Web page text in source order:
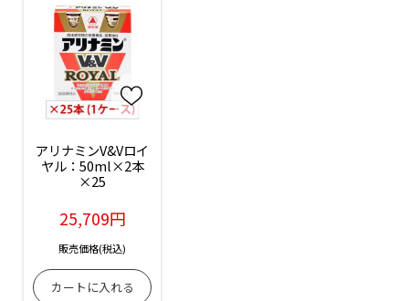
アリナミンV&Vロイ
ヤル：50ml×2本
×25
25,709円
販売価格(税込)